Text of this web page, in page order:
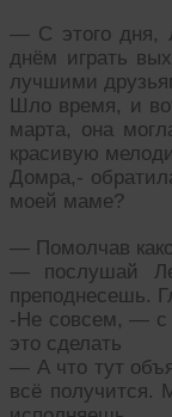
— С этого дня,
днём играть
лучшими
Шло время, и
марта, она
красивую
Домра,-
моей маме?
— Помолчав
— послушай
преподнесешь.
-Не совсем, — с
это сделать
— А что тут
всё получится.